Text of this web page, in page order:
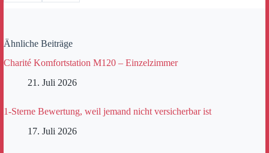
Ähnliche Beiträge
Charité Komfortstation M120 – Einzelzimmer
21. Juli 2026
1-Sterne Bewertung, weil jemand nicht versicherbar ist
17. Juli 2026